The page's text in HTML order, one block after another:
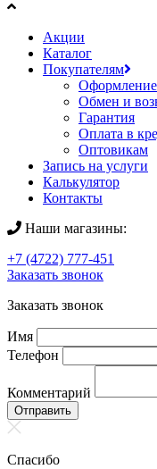
Акции
Каталог
Покупателям
Оформление
Обмен и
Гарантия
Оплата в
Оптовикам
Запись на услуги
Калькулятор
Контакты
Наши магазины:
+7 (4722) 777-451
Заказать звонок
Заказать звонок
Имя
Телефон
Комментарий
Отправить
Спасибо